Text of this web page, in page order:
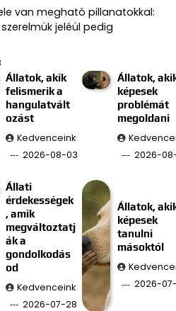
van megható pillanatokkal:
jeléül pedig
Állatok, akik
felismerik a
hangulatvált
ozást
Kedvenceink
2026-08-03
Állatok,
képesek
problémát
megoldani
2026-
Állati
érdekességek
, amik
megváltoztatj
ák a
gondolkodás
od
Kedvenceink
2026-07-28
Állatok,
képesek
tanulni
másoktól
2026-